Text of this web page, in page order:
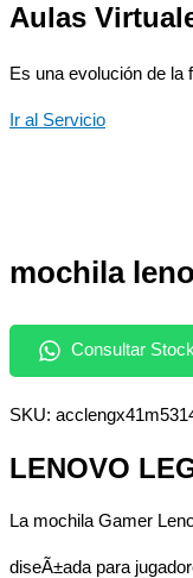
Aulas
Es una evolución de la
Ir al Servicio
mochila
Consultar
SKU:
LENOVO
La mochila Gamer
diseÃ±ada para